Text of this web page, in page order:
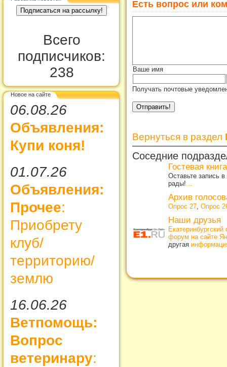
Всего
подписчиков:
238
Новое на сайте
06.08.26
Объявления:
Купи коня!
01.07.26
Объявления:
Прочее:
Приобрету
клуб/
территорию/
землю
16.06.26
Ветпомощь:
Вопрос
ветеринару:
Есть вопрос или
Ваше имя
Получать почтовые
Вернуться в раздел
Соседние
Гостевая книга
Оставьте запись
рады!
Архив
Опрос 27 Опрос
Наши друзья
форум на сайте
другая